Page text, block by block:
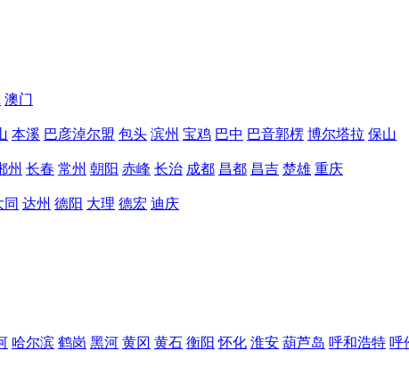
澳门
本溪 巴彦淖尔盟 包头 滨州 宝鸡 巴中 巴音郭楞 博尔塔拉 保山
州 长春 常州 朝阳 赤峰 长治 成都 昌都 昌吉 楚雄 重庆
同 达州 德阳 大理 德宏 迪庆
哈尔滨 鹤岗 黑河 黄冈 黄石 衡阳 怀化 淮安 葫芦岛 呼和浩特 呼